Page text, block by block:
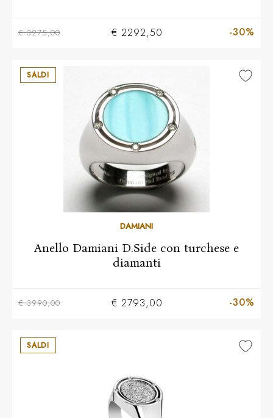
€ 3275,00 € 2292,50 -30%
SALDI
12 14 16
DAMIANI
Anello Damiani D.Side con turchese e
diamanti
€ 3990,00 € 2793,00 -30%
SALDI